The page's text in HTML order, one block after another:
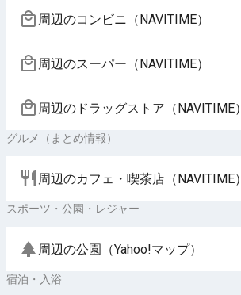
周辺のコンビニ（NAVITIME）
周辺のスーパー（NAVITIME）
周辺のドラッグストア（NAVITIME）
グルメ（まとめ情報）
周辺のカフェ・喫茶店（NAVITIME）
スポーツ・公園・レジャー
周辺の公園（Yahoo!マップ）
宿泊・入浴